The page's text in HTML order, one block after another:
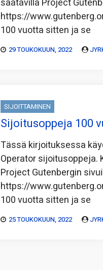
saatavilla Project
https://
100 vuotta sitten ja se
29 TOUKOKUUN, 2022
SIJOITTAMINEN
Sijoitusoppeja 100
Tässä kirjoituksessa
Operator sijoitusoppeja.
Project Gutenbergin
https://
100 vuotta sitten ja se
25 TOUKOKUUN, 2022